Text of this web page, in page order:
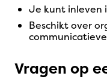
je kunt
beschikt over organisatietalent en goede
Vragen op